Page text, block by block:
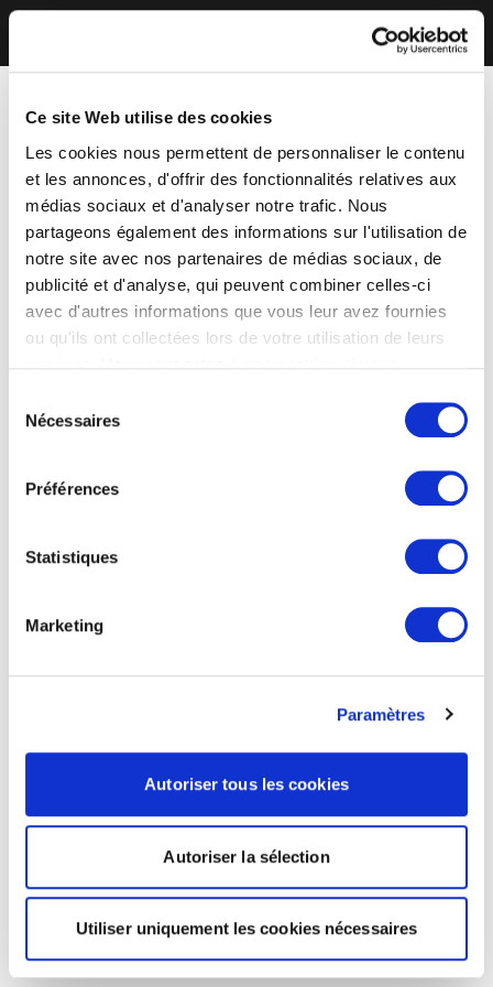
Ce site Web utilise des cookies
Les cookies nous permettent de personnaliser le contenu
et les annonces, d'offrir des fonctionnalités relatives aux
médias sociaux et d'analyser notre trafic. Nous
partageons également des informations sur l'utilisation de
notre site avec nos partenaires de médias sociaux, de
publicité et d'analyse, qui peuvent combiner celles-ci
avec d'autres informations que vous leur avez fournies
ou qu'ils ont collectées lors de votre utilisation de leurs
Nécessaires
Préférences
Statistiques
Marketing
Paramètres
Autoriser tous les cookies
Autoriser la sélection
Utiliser uniquement les cookies nécessaires